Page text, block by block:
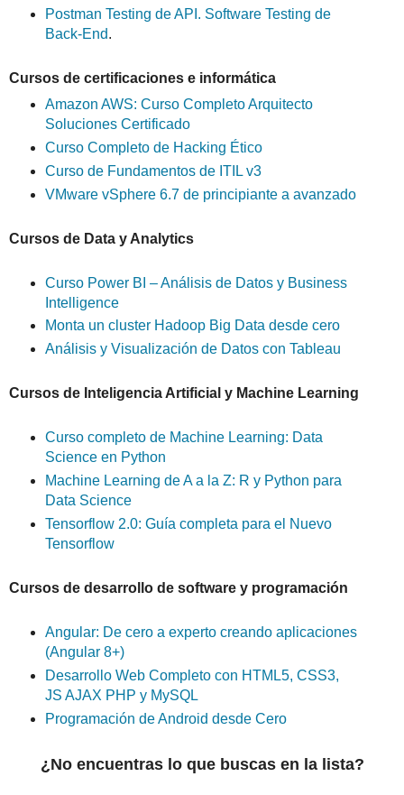
Postman Testing de API. Software Testing de
Back-End.
Cursos de certificaciones e informática
Amazon AWS: Curso Completo Arquitecto
Soluciones Certificado
Curso Completo de Hacking Ético
Curso de Fundamentos de ITIL v3
VMware vSphere 6.7 de principiante a avanzado
Cursos de Data y Analytics
Curso Power BI – Análisis de Datos y Business
Intelligence
Monta un cluster Hadoop Big Data desde cero
Análisis y Visualización de Datos con Tableau
Cursos de Inteligencia Artificial y Machine Learning
Curso completo de Machine Learning: Data
Science en Python
Machine Learning de A a la Z: R y Python para
Data Science
Tensorflow 2.0: Guía completa para el Nuevo
Tensorflow
Cursos de desarrollo de software y programación
Angular: De cero a experto creando aplicaciones
(Angular 8+)
Desarrollo Web Completo con HTML5, CSS3,
JS AJAX PHP y MySQL
Programación de Android desde Cero
¿No encuentras lo que buscas en la lista?